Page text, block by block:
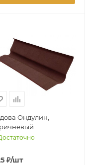
Ондулин,
₽/шт